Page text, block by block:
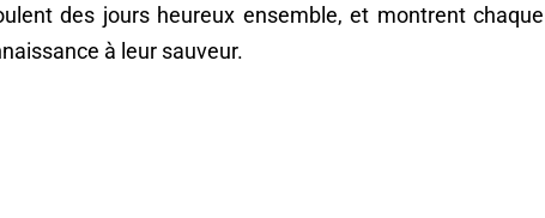
des jours heureux ensemble, et montrent chaque
à leur sauveur.